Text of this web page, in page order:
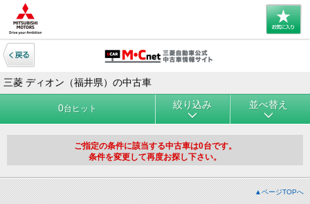
三菱 ディオン（福井県）の中古車
0台ヒット 絞り込み 並べ替え
ご指定の条件に該当する中古車は0台です。
条件を変更して再度お探し下さい。
▲ページTOPへ